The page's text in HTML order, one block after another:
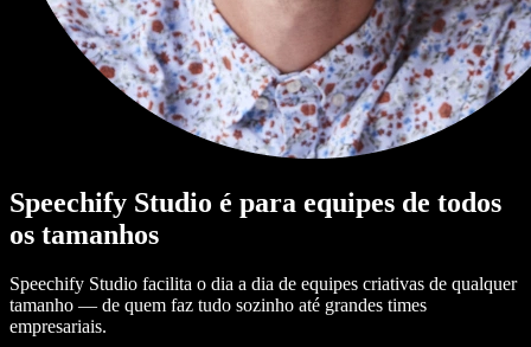
Speechify Studio é para equipes de todos
os tamanhos
Speechify Studio facilita o dia a dia de equipes criativas de qualquer
tamanho — de quem faz tudo sozinho até grandes times
empresariais.